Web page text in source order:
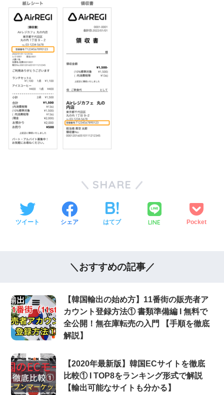
SHARE
ツイート シェア はてブ LINE Pocket
＼おすすめの記事／
【韓国輸出の始め方】11番街の販売者ア
カウント登録方法① 書類準備編 Ι 無料で
全公開！無在庫転売の入門 【手順を徹底
解説】
【2020年最新版】韓国ECサイトを徹底
比較① Ι TOP8をランキング形式で解説
【輸出可能なサイトも分かる】